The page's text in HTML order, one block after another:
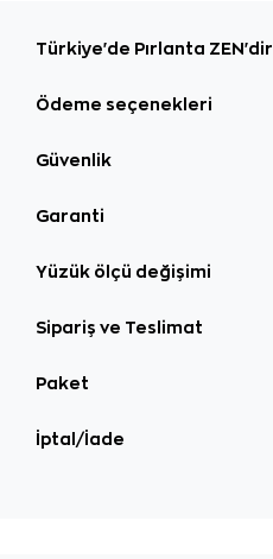
Türkiye'de Pırlanta ZEN'dir
Ödeme seçenekleri
Güvenlik
Garanti
Yüzük ölçü değişimi
Sipariş ve Teslimat
Paket
İptal/İade